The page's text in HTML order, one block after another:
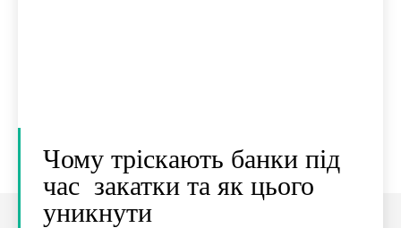
Чому тріскають банки під
час закатки та як цього
уникнути